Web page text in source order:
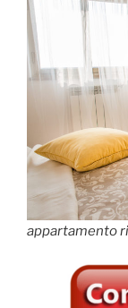
appartamento